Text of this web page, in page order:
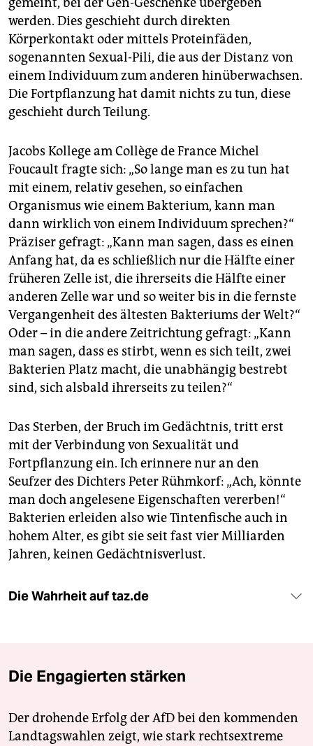
werden. Dies geschieht durch direkten
Körperkontakt oder mittels Proteinfäden,
sogenannten Sexual-Pili, die aus der Distanz von
einem Individuum zum anderen hinüberwachsen.
Die Fortpflanzung hat damit nichts zu tun, diese
geschieht durch Teilung.
Jacobs Kollege am Collège de France Michel
Foucault fragte sich: „So lange man es zu tun hat
mit einem, relativ gesehen, so einfachen
Organismus wie einem Bakterium, kann man
dann wirklich von einem Individuum sprechen?“
Präziser gefragt: „Kann man sagen, dass es einen
Anfang hat, da es schließlich nur die Hälfte einer
früheren Zelle ist, die ihrerseits die Hälfte einer
anderen Zelle war und so weiter bis in die fernste
Vergangenheit des ältesten Bakteriums der Welt?“
Oder – in die andere Zeitrichtung gefragt: „Kann
man sagen, dass es stirbt, wenn es sich teilt, zwei
Bakterien Platz macht, die unabhängig bestrebt
sind, sich alsbald ihrerseits zu teilen?“
Das Sterben, der Bruch im Gedächtnis, tritt erst
mit der Verbindung von Sexualität und
Fortpflanzung ein. Ich erinnere nur an den
Seufzer des Dichters Peter Rühmkorf: „Ach, könnte
man doch angelesene Eigenschaften vererben!“
Bakterien erleiden also wie Tintenfische auch in
hohem Alter, es gibt sie seit fast vier Milliarden
Jahren, keinen Gedächtnisverlust.
Die Wahrheit auf taz.de
Die Engagierten stärken
Der drohende Erfolg der AfD bei den kommenden
Landtagswahlen zeigt, wie stark rechtsextreme